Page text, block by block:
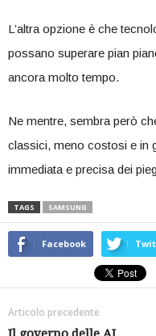
L’altra opzione è che
possano superare pian
ancora molto tempo.
Ne mentre, sembra però
classici, meno costosi e in
immediata e precisa dei
TAGS SAMSUNG
Facebook
Articolo precedente